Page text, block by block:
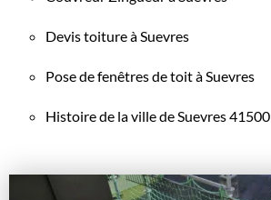
Devis toiture à Suevres
Pose de fenêtres de toit à Suevres
Histoire de la ville de Suevres 41500